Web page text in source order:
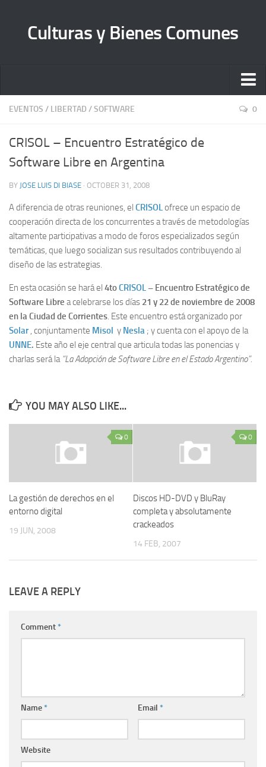
Culturas y Bienes Comunes
Inicio
Sobre Librecultura
Contacto
EVENTOS / LIBERTAD /SOFTWARE 0
CRISOL – Encuentro Estratégico de
Software Libre en Argentina
BY JOSE LUIS DI BIASE · OCTOBER 31, 2008
A diferencia de otras reuniones, el CRISOLofrece un espacio de
cooperación directa de los concurrentes a través de metodologías
altamente participativas a modo de foros especializados según
temáticas, que luego socializan sus resultados contribuyendo al
diseño de las estrategias.
En esta ocasión se hará el 4toCRISOL – Encuentro Estratégico de
Software Libre a celebrarse los días 21 y 22 de noviembre de 2008
en la Ciudad de Corrientes. Este encuentro está organizado por
Solar, conjuntamente Misol y Nesla ; y cuenta con el apoyo de la
UNNE. Este año el eje central que articula todas las ponencias y
charlas será la “La Adopción de Software Libre en el Estado Argentino”.
YOU MAY ALSO LIKE...
0
La gestión de derechos en el
entorno digital
19 JUN, 2008
0
Discos HD-DVD y BluRay
completa y absolutamente
crackeados
14 FEB, 2007
LEAVE A REPLY
Comment*
Name* Email *
Website